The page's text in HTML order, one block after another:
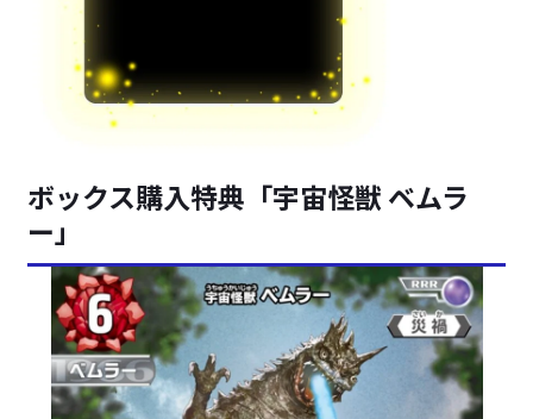
ボックス購入特典「宇宙怪獣 ベムラ
ー」